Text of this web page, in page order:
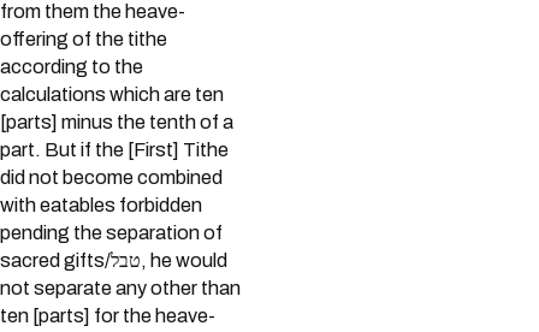
from them the heave-
offering of the tithe
according to the
calculations which are ten
[parts] minus the tenth of a
part. But if the [First] Tithe
did not become combined
with eatables forbidden
pending the separation of
sacred gifts/טבל, he would
not separate any other than
ten [parts] for the heave-